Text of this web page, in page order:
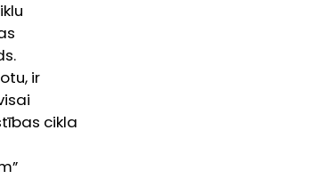
ir
cikla